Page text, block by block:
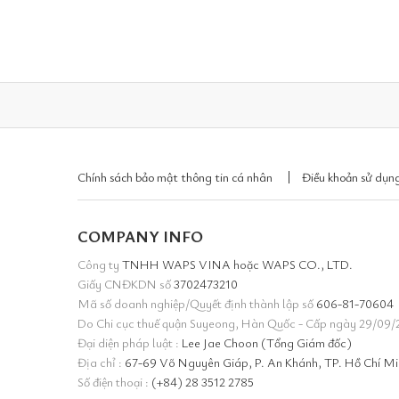
Chính sách bảo mật thông tin cá nhân Điều khoản sử
COMPANY INFO
Công ty TNHH WAPS VINA hoặc WAPS CO., LTD.
Giấy CNĐKDN số3702473210
Mã số doanh nghiệp/Quyết định thành lập số 606-81-70604
Do Chi cục thuế quận Suyeong, Hàn Quốc - Cấp ngày 29/09/
Đại diện pháp luật : Lee Jae Choon (Tổng Giám đốc)
Địa chỉ : 67-69 Võ Nguyên Giáp, P. An Khánh, TP. Hồ Chí
Số điện thoại : (+84) 28 3512 2785